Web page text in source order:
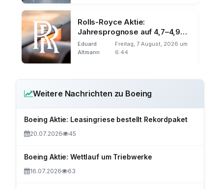
Rolls-Royce Aktie:
Jahresprognose auf 4,7–4,9
Mrd. Pfund angehoben
Eduard
Altmann
Freitag, 7 August, 2026 um
6:44
Weitere Nachrichten zu Boeing
Boeing Aktie: Leasingriese bestellt Rekordpaket
20.07.2026 45
Boeing Aktie: Wettlauf um Triebwerke
16.07.2026 63